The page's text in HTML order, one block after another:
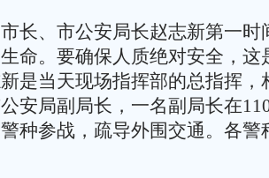
、市公安局长赵志新第一时
命。要确保人质绝对安全，这
是当天现场指挥部的总指挥，
安局副局长，一名副局长在
种参战，疏导外围交通。各警